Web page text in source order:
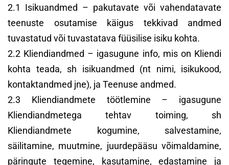
2.1 Isikuandmed – pakutavate või vahendatavate
teenuste osutamise käigus tekkivad andmed
tuvastatud või tuvastatava füüsilise isiku kohta.
2.2 Kliendiandmed – igasugune info, mis on Kliendi
kohta teada, sh isikuandmed (nt nimi, isikukood,
kontaktandmed jne), ja Teenuse andmed.
2.3 Kliendiandmete töötlemine – igasugune
Kliendiandmetega tehtav toiming, sh
Kliendiandmete kogumine, salvestamine,
säilitamine, muutmine, juurdepääsu võimaldamine,
päringute tegemine, kasutamine, edastamine ja